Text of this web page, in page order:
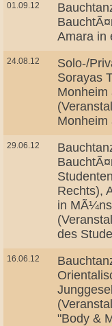
01.09.12
Amara in
24.08.12
Solo-/
Sorayas
Monheim
Monheim
29.06.12
Rechts),
in
des
16.06.12
"Body &